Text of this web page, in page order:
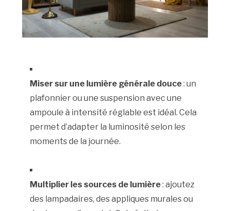
Miser sur une lumière générale douce: un
plafonnier ou une suspension avec une
ampoule à intensité réglable est idéal. Cela
permet d’adapter la luminosité selon les
moments de la journée.
Multiplier les sources de lumière: ajoutez
des lampadaires, des appliques murales ou